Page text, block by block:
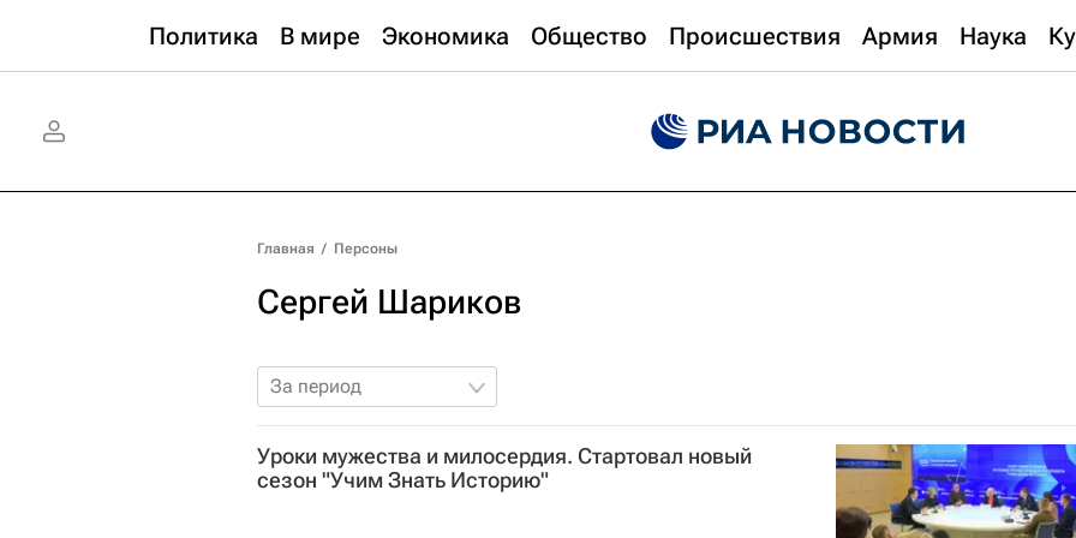
Политика В мире Экономика Общество Происшествия Армия Наука
Главная / Персоны
Сергей Шариков
За период
Уроки мужества и милосердия. Стартовал новый
сезон "Учим Знать Историю"